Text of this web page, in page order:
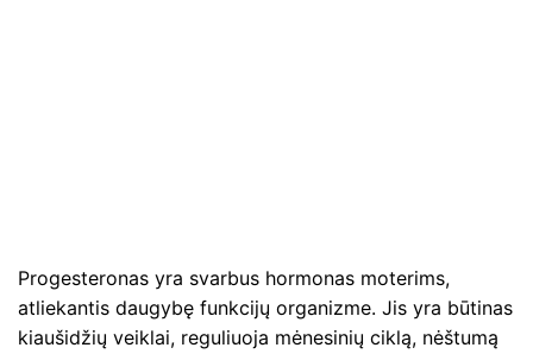
Progesteronas yra svarbus hormonas moterims,
atliekantis daugybę funkcijų organizme. Jis yra būtinas
kiaušidžių veiklai, reguliuoja mėnesinių ciklą, nėštumą